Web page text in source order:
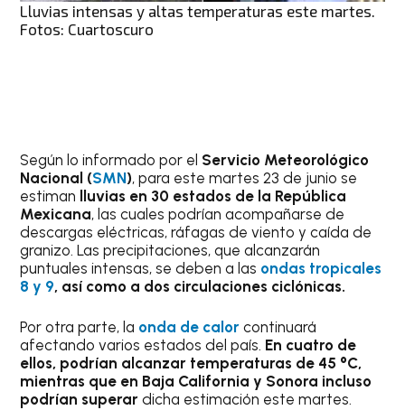
Lluvias intensas y altas temperaturas este martes.
Fotos: Cuartoscuro
Según lo informado por el Servicio Meteorológico
Nacional (SMN), para este martes 23 de junio se
estiman lluvias en 30 estados de la República
Mexicana, las cuales podrían acompañarse de
descargas eléctricas, ráfagas de viento y caída de
granizo. Las precipitaciones, que alcanzarán
puntuales intensas, se deben a las ondas tropicales
8 y 9, así como a dos circulaciones ciclónicas.
Por otra parte, la onda de calor continuará
afectando varios estados del país. En cuatro de
ellos, podrían alcanzar temperaturas de 45 °C,
mientras que en Baja California y Sonora incluso
podrían superar dicha estimación este martes.